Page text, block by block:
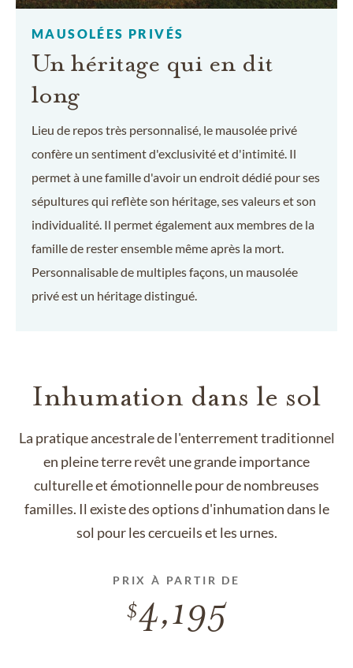
MAUSOLÉES PRIVÉS
Un héritage qui en dit
long
Lieu de repos très personnalisé, le mausolée privé
confère un sentiment d'exclusivité et d'intimité. Il
permet à une famille d'avoir un endroit dédié pour ses
sépultures qui reflète son héritage, ses valeurs et son
individualité. Il permet également aux membres de la
famille de rester ensemble même après la mort.
Personnalisable de multiples façons, un mausolée
privé est un héritage distingué.
Inhumation dans le sol
La pratique ancestrale de l'enterrement traditionnel
en pleine terre revêt une grande importance
culturelle et émotionnelle pour de nombreuses
familles. Il existe des options d'inhumation dans le
sol pour les cercueils et les urnes.
PRIX À PARTIR DE
4,195